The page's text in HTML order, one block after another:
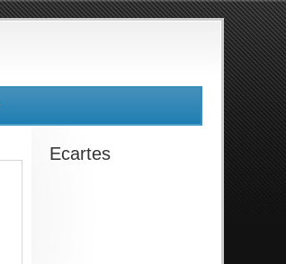
Ecartes